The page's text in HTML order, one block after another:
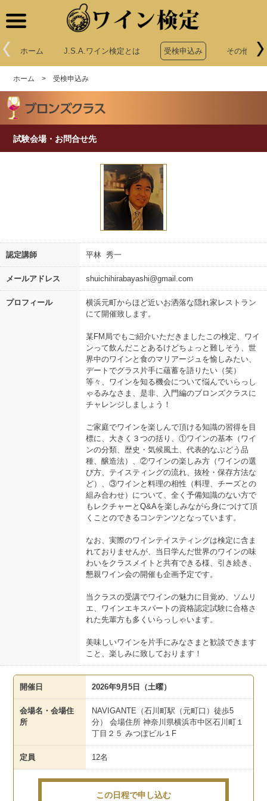
ホーム J.S.A.ワイン検定とは 受検申込み その他申込
ホーム >受検申込み
試験会場・お問合せ先
認定講師 平林 秀一
メールアドレス shuichihirabayashi@gmail.com
プロフィール
横浜元町からほど近いお洒落な隠れ家レストラン
にて開催致します。
某FM局でもご紹介いただきましたこの検定、ワイ
ンって飲んだことあるけどちょっと難しそう、世
界中のワインと食のマリアージュを愉しみたい、
デートでグラス片手に蘊蓄を語りたい（笑）
等々、ワインを知る機会について悩んでいらっし
ゃるみなさま、是非、入門編のブロンズクラスに
チャレンジしましょう！
ご家庭でワインを楽しんで頂ける知識の習得を目
標に、大きく３つの括り、①ワインの基本（ワイ
ンの分類、歴史・気候風土、代表的なぶどう品
種、醸造法）、②ワインの楽しみ方（ワインの選
び方、テイスティングの流れ、抜栓・保存方法な
ど）、③ワインと料理の相性（料理、チーズとの
組み合わせ）について、全く予備知識のない方で
もレクチャーとQ&Aを楽しみながら身につけて頂
くことのできるコンテンツとなっています。
なお、実際のワインテイスティングは検定に含ま
れておりませんが、当日学んだ世界のワインの味
わいをクラスメイトと共有できる様、引き続き、
懇親ワイン会の開催も企画予定です。
当クラスの受講でワインの魅力に目覚め、ソムリ
エ、ワインエキスパートの資格認定試験に合格さ
れた先輩方も多くいらっしゃいます。
美味しいワインを片手にみなさまと歓談できます
こと、楽しみに致しております！
開催日 2026年9月5日（土曜）
会場名・会場住
所
NAVIGANTE（石川町駅（元町口）徒歩5
分） 会場住所 神奈川県横浜市中区石川町１
丁目２５ みつぼビル１F
定員 12名
この日程で申し込む